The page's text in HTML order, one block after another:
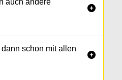
auch andere

schon mit allen
